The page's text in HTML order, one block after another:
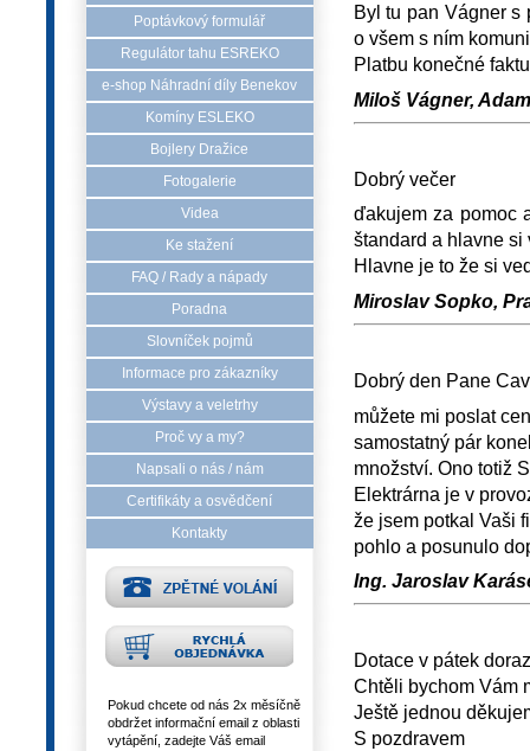
Poptávkový formulář
Regulátor tahu ESREKO
e-shop Náhradní díly Benekov
Komíny ESLEKO
Bojlery Dražice
Fotogalerie
Videa
Ke stažení
FAQ / Rady a nápady
Poradna
Slovníček pojmů
Informace pro zákazníky
Výstavy a veletrhy
Proč vy a my?
Napsali o nás / nám
Certifikáty a osvědčení
Kontakty
Pokud chcete od nás 2x měsíčně
obdržet informační email z oblasti
vytápění, zadejte Váš email
Byl tu pan Vágner s
o všem s ním
Platbu konečné
Miloš Vágner,
Dobrý večer
ďakujem za pomoc
štandard a hlavne si
Hlavne je to že si
Miroslav Sopko,
Dobrý den Pane
můžete mi poslat
samostatný pár
množství. Ono totiž
Elektrárna je v
že jsem potkal Vaši
pohlo a posunulo
Ing. Jaroslav
Dotace v pátek
Chtěli bychom Vám
Ještě jednou
S pozdravem